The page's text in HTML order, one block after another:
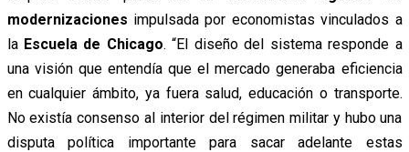
modernizaciones impulsada por economistas vinculados a
la Escuela de Chicago. “El diseño del sistema responde a
una visión que entendía que el mercado generaba eficiencia
en cualquier ámbito, ya fuera salud, educación o transporte.
No existía consenso al interior del régimen militar y hubo una
disputa política importante para sacar adelante estas